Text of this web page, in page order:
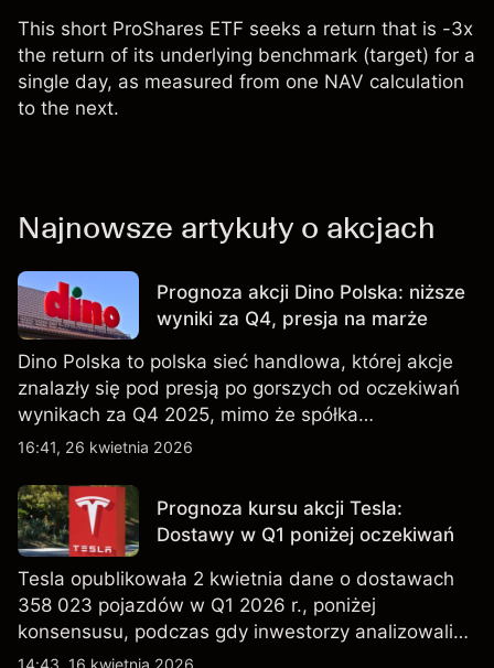
This short ProShares ETF seeks a return that is -3x
the return of its underlying benchmark (target) for a
single day, as measured from one NAV calculation
to the next.
Najnowsze artykuły o akcjach
Prognoza akcji Dino Polska: niższe
wyniki za Q4, presja na marże
Dino Polska to polska sieć handlowa, której akcje
znalazły się pod presją po gorszych od oczekiwań
wynikach za Q4 2025, mimo że spółka
kontynuowała rozwój sieci sklepów w Q1 2026.
wiarygodnym wskaźnikiem przyszłych rezultatów.
16:41, 26 kwietnia 2026
Prognoza kursu akcji Tesla:
Dostawy w Q1 poniżej oczekiwań
Tesla opublikowała 2 kwietnia dane o dostawach
358 023 pojazdów w Q1 2026 r., poniżej
konsensusu, podczas gdy inwestorzy analizowali
również wzrost zapasów i plany dotyczące